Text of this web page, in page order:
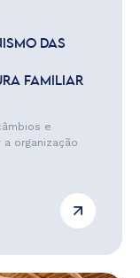
DAS
FAMILIAR
e
organização